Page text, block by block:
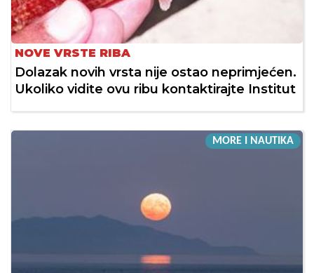
NOVE VRSTE RIBA
Dolazak novih vrsta nije ostao neprimjećen.
Ukoliko vidite ovu ribu kontaktirajte Institut
MORE I NAUTIKA